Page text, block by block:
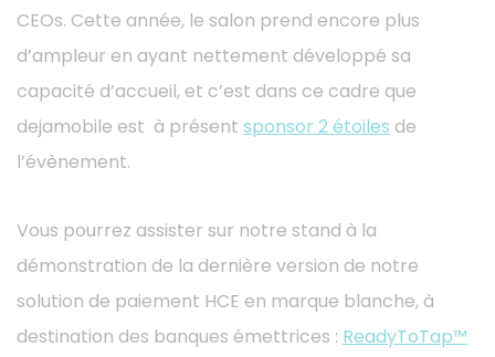
CEOs. Cette année, le salon prend encore plus
d’ampleur en ayant nettement développé sa
capacité d’accueil, et c’est dans ce cadre que
dejamobile est à présent sponsor 2 étoiles de
l’évènement.
Vous pourrez assister sur notre stand à la
démonstration de la dernière version de notre
solution de paiement HCE en marque blanche, à
destination des banques émettrices : ReadyToTap™